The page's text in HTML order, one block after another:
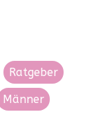
Ratgeber
Männer